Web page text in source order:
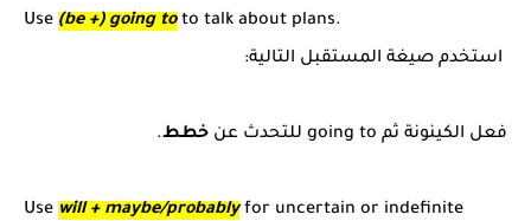
Use (be +) going toto talk about plans.
استخدم صيغة المستقبل التالية:
فعل الكينونة ثم going to للتحدث عن خطط.
Use will + maybe/probablyfor uncertain or indefinite